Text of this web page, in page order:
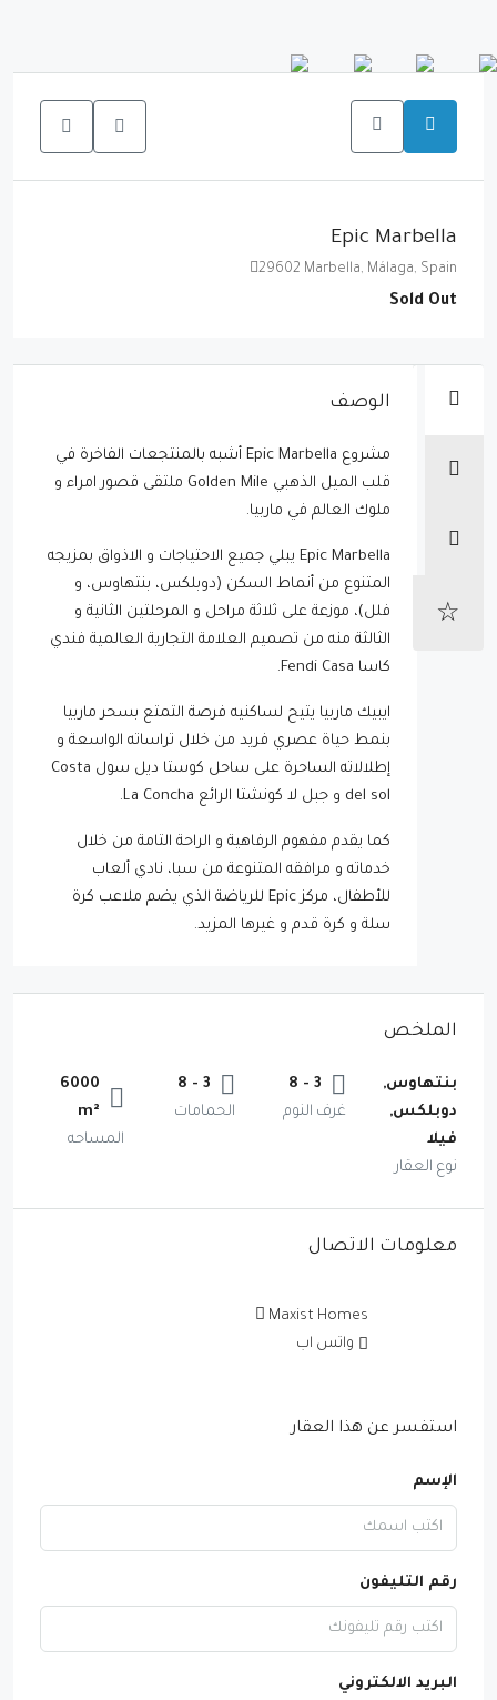
Epic Marbella
29602 Marbella, Málaga, Spain
Sold Out
الوصف
مشروع Epic Marbella أشبه بالمنتجعات الفاخرة في
قلب الميل الذهبي Golden Mile ملتقى قصور امراء و
ملوك العالم في ماربيا.
Epic Marbella يبلي جميع الاحتياجات و الاذواق بمزيجه
المتنوع من أنماط السكن (دوبلكس، بنتهاوس، و
فلل)، موزعة على ثلاثة مراحل و المرحلتين الثانية و
الثالثة منه من تصميم العلامة التجارية العالمية فندي
كاسا Fendi Casa.
ايبيك ماربيا يتيح لساكنيه فرصة التمتع بسحر ماربيا
بنمط حياة عصري فريد من خلال تراساته الواسعة و
إطلالاته الساحرة على ساحل كوستا ديل سول Costa
del sol و جبل لا كونشتا الرائع La Concha.
كما يقدم مفهوم الرفاهية و الراحة التامة من خلال
خدماته و مرافقه المتنوعة من سبا، نادي ألعاب
للأطفال، مركز Epic للرياضة الذي يضم ملاعب كرة
سلة و كرة قدم و غيرها المزيد.
الملخص
بنتهاوس,
دوبلكس,
فيلا
نوع العقار
3 - 8
غرف النوم
3 - 8
الحمامات
6000
m²
المساحه
معلومات الاتصال
Maxist Homes
واتس اب
استفسر عن هذا العقار
الإسم
رقم التليفون
البريد الالكتروني